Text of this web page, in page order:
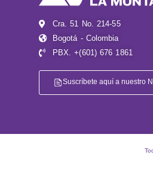
Cra. 51 No. 214-55
Bogotá - Colombia
PBX. +(601) 676 1861
Suscríbete aquí a nuestro